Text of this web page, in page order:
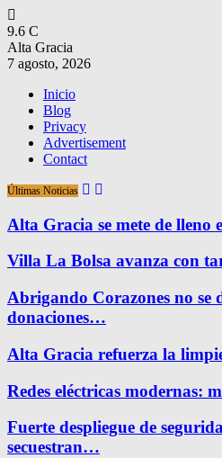
9.6 C
Alta Gracia
7 agosto, 2026
Inicio
Blog
Privacy
Advertisement
Contact
Últimas Noticias
Alta Gracia se mete de lleno
Villa La Bolsa avanza con
Abrigando Corazones no se
donaciones…
Alta Gracia refuerza la
Redes eléctricas modernas:
Fuerte despliegue de
secuestran…